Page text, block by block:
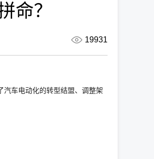
命？
19931
汽车电动化的转型结盟、调整架